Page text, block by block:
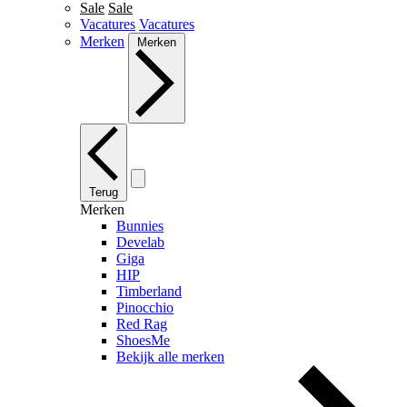
Sale Sale
Vacatures Vacatures
Merken
Merken
Terug
Merken
Bunnies
Develab
Giga
HIP
Timberland
Pinocchio
Red Rag
ShoesMe
Bekijk alle merken